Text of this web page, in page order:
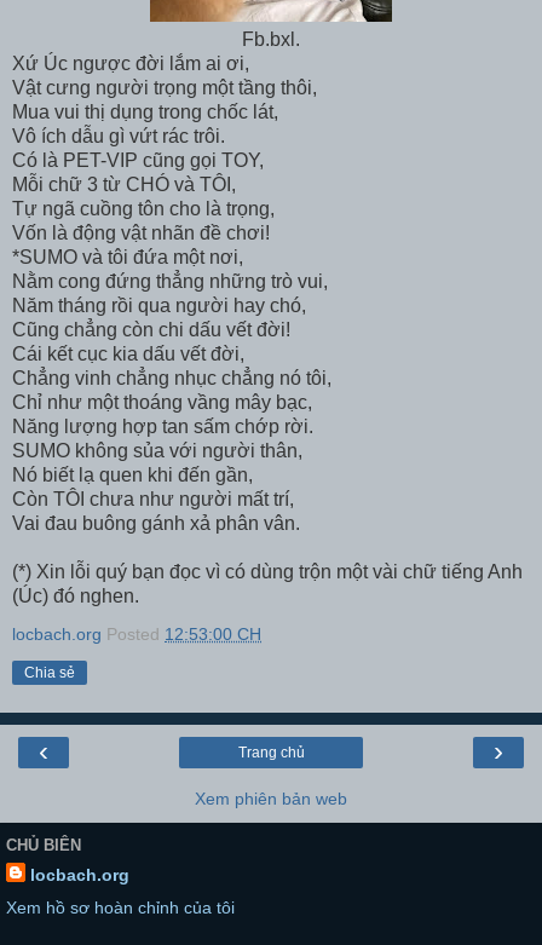
Fb.bxl.
Xứ Úc ngược đời lắm ai ơi,
Vật cưng người trọng một tầng thôi,
Mua vui thị dụng trong chốc lát,
Vô ích dẫu gì vứt rác trôi.
Có là PET-VIP cũng gọi TOY,
Mỗi chữ 3 từ CHÓ và TÔI,
Tự ngã cuồng tôn cho là trọng,
Vốn là động vật nhãn đề chơi!
*SUMO và tôi đứa một nơi,
Nằm cong đứng thẳng những trò vui,
Năm tháng rồi qua người hay chó,
Cũng chẳng còn chi dấu vết đời!
Cái kết cục kia dấu vết đời,
Chẳng vinh chẳng nhục chẳng nó tôi,
Chỉ như một thoáng vầng mây bạc,
Năng lượng hợp tan sấm chớp rời.
SUMO không sủa với người thân,
Nó biết lạ quen khi đến gần,
Còn TÔI chưa như người mất trí,
Vai đau buông gánh xả phân vân.
(*) Xin lỗi quý bạn đọc vì có dùng trộn một vài chữ tiếng Anh
(Úc) đó nghen.
locbach.org Posted 12:53:00 CH
Chia sẻ
‹ ›
Trang chủ
Xem phiên bản web
CHỦ BIÊN
locbach.org
Xem hồ sơ hoàn chỉnh của tôi